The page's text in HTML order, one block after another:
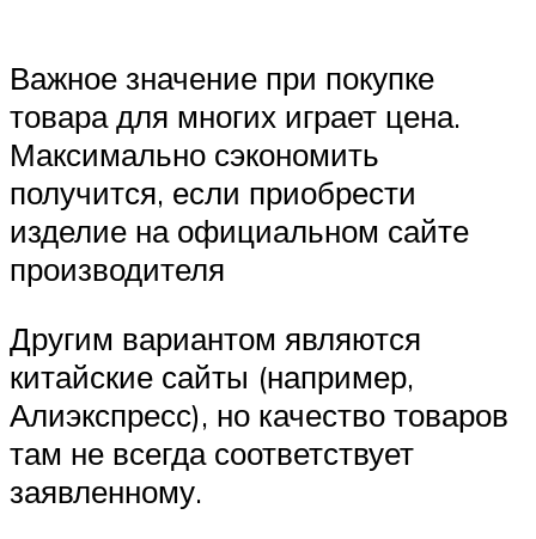
Важное значение при покупке
товара для многих играет цена.
Максимально сэкономить
получится, если приобрести
изделие на официальном сайте
производителя
Другим вариантом являются
китайские сайты (например,
Алиэкспресс), но качество товаров
там не всегда соответствует
заявленному.